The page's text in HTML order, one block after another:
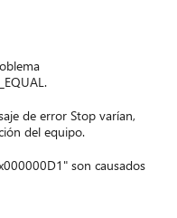
de error Stop varían,
del equipo.
son causados